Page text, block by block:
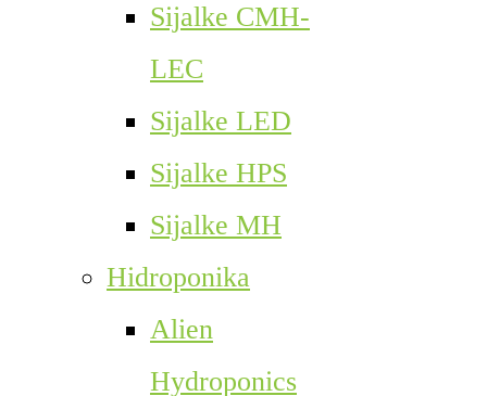
Sijalke CMH-
LEC
Sijalke LED
Sijalke HPS
Sijalke MH
Hidroponika
Alien
Hydroponics